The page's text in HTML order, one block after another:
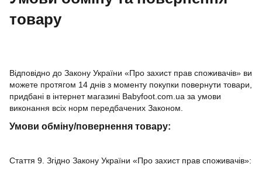
товару
Відповідно до Закону України «Про захист прав споживачів» ви
можете протягом 14 днів з моменту покупки повернути товари,
придбані в інтернет магазині Babyfoot.com.ua за умови
виконання всіх норм передбачених Законом.
Умови обміну/повернення товару:
Стаття 9. Згідно Закону України «Про захист прав споживачів»: